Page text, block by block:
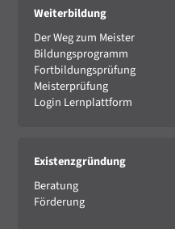
Weiterbildung
Der Weg zum Meister
Bildungsprogramm
Fortbildungsprüfung
Meisterprüfung
Login Lernplattform
Existenzgründung
Beratung
Förderung